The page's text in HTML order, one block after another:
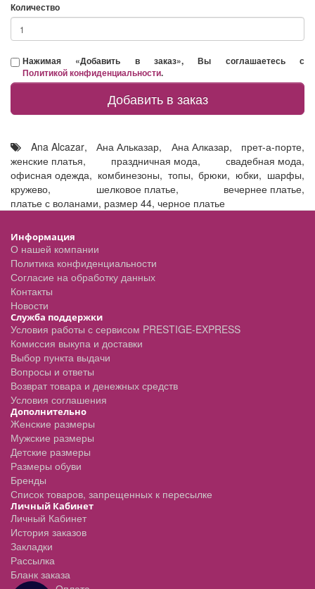
Количество
Нажимая «Добавить в заказ», Вы соглашаетесь с
Политикой конфиденциальности.
Добавить в заказ
Ana Alcazar, Ана Альказар, Ана Алказар, прет-а-порте,
женские платья, праздничная мода, свадебная мода,
офисная одежда, комбинезоны, топы,брюки, юбки, шарфы,
кружево, шелковое платье, вечернее платье,
платье с воланами, размер 44, черное платье
Информация
О нашей компании
Политика конфиденциальности
Согласие на обработку данных
Контакты
Новости
Служба поддержки
Условия работы с сервисом PRESTIGE-EXPRESS
Комиссия выкупа и доставки
Выбор пункта выдачи
Вопросы и ответы
Возврат товара и денежных средств
Условия соглашения
Дополнительно
Женские размеры
Мужские размеры
Детские размеры
Размеры обуви
Бренды
Список товаров, запрещенных к пересылке
Личный Кабинет
Личный Кабинет
История заказов
Закладки
Рассылка
Бланк заказа